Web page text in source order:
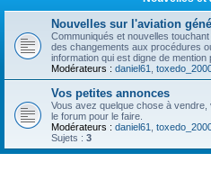
Nouvelles sur l'aviation
Communiqués et nouvelles
des changements aux procédures
information qui est digne de mention
Modérateurs : daniel61
Vos petites annonces
Vous avez quelque chose à
le forum pour le faire.
Modérateurs : daniel61
Sujets : 3